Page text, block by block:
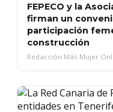
FEPECO y la
firman un
participación
construcción
Redacción Más Mujer